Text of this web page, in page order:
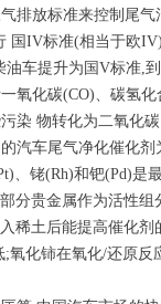
排放标准来控制尾
国IV标准(相当于欧
车提升为国V标准,到
氧化碳(CO)、碳氢
染 物转化为二氧化
汽车尾气净化催化剂
、铑(Rh)和钯(Pd)是
分贵金属作为活性
稀土后能提高催化
氧化铈在氧化/还原